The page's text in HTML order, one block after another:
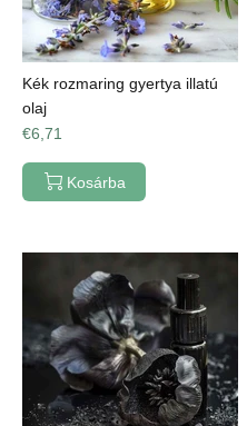
Kék rozmaring gyertya illatú
olaj
€6,71
Kosárba